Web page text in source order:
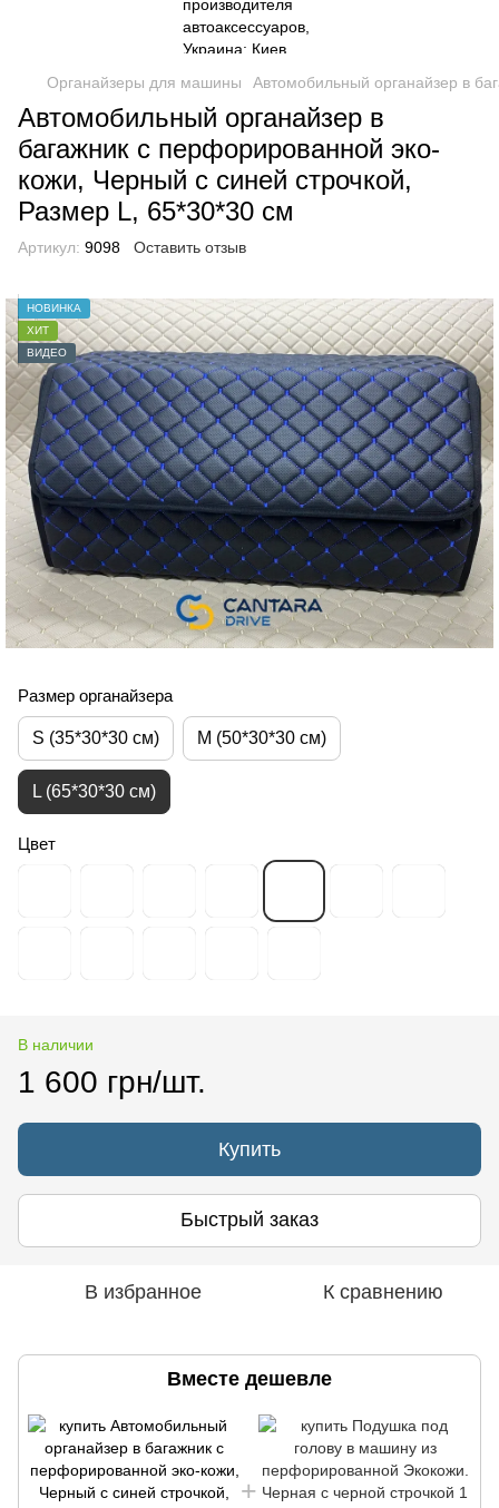
Органайзеры для машины Автомобильный органайзер в
Автомобильный органайзер в
багажник с перфорированной эко-
кожи, Черный с синей строчкой,
Размер L, 65*30*30 см
Артикул: 9098 Оставить отзыв
НОВИНКА
ХИТ
ВИДЕО
Размер органайзера
S (35*30*30 см) M (50*30*30 см)
L (65*30*30 см)
Цвет
В наличии
1 600 грн/шт.
Купить
Быстрый заказ
В избранное К сравнению
Вместе дешевле